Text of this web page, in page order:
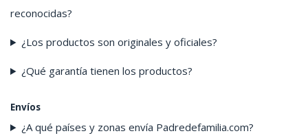
reconocidas?
¿Los productos son originales y oficiales?
¿Qué garantía tienen los productos?
Envíos
¿A qué países y zonas envía Padredefamilia.com?